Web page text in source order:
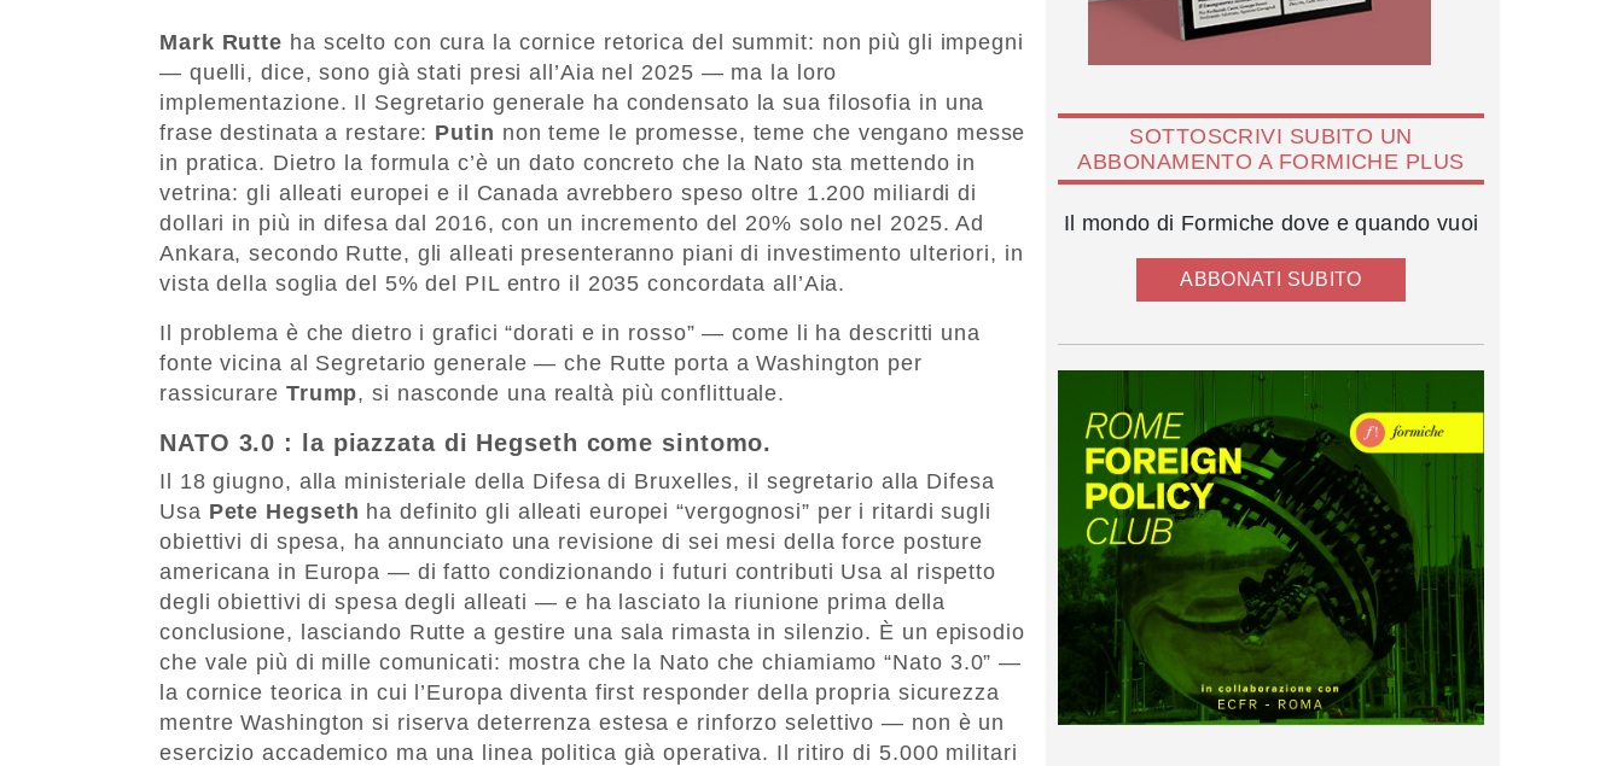
Mark Rutte ha scelto con cura la cornice retorica del summit: non più gli impegni
— quelli, dice, sono già stati presi all’Aia nel 2025 — ma la loro
implementazione. Il Segretario generale ha condensato la sua filosofia in una
frase destinata a restare: Putin non teme le promesse, teme che vengano messe
in pratica. Dietro la formula c’è un dato concreto che la Nato sta mettendo in
vetrina: gli alleati europei e il Canada avrebbero speso oltre 1.200 miliardi di
dollari in più in difesa dal 2016, con un incremento del 20% solo nel 2025. Ad
Ankara, secondo Rutte, gli alleati presenteranno piani di investimento ulteriori, in
vista della soglia del 5% del PIL entro il 2035 concordata all’Aia.
Il problema è che dietro i grafici “dorati e in rosso” — come li ha descritti una
fonte vicina al Segretario generale — che Rutte porta a Washington per
rassicurare Trump, si nasconde una realtà più conflittuale.
NATO 3.0 : la piazzata di Hegseth come sintomo.
Il 18 giugno, alla ministeriale della Difesa di Bruxelles, il segretario alla Difesa
Usa Pete Hegseth ha definito gli alleati europei “vergognosi” per i ritardi sugli
obiettivi di spesa, ha annunciato una revisione di sei mesi della force posture
americana in Europa — di fatto condizionando i futuri contributi Usa al rispetto
degli obiettivi di spesa degli alleati — e ha lasciato la riunione prima della
conclusione, lasciando Rutte a gestire una sala rimasta in silenzio. È un episodio
che vale più di mille comunicati: mostra che la Nato che chiamiamo “Nato 3.0” —
la cornice teorica in cui l’Europa diventa first responder della propria sicurezza
mentre Washington si riserva deterrenza estesa e rinforzo selettivo — non è un
esercizio accademico ma una linea politica già operativa. Il ritiro di 5.000 militari
SOTTOSCRIVI SUBITO UN
ABBONAMENTO A FORMICHE PLUS
Il mondo di Formiche dove e quando vuoi
ABBONATI SUBITO